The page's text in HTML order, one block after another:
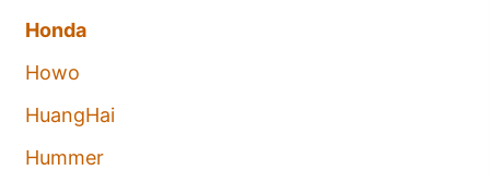
Honda
Howo
HuangHai
Hummer